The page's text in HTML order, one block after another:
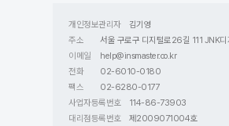
개인정보관리자
김기영
주소
서울 구로구 디지털로26길 111 JNK
이메일
help@insmaster.co.kr
전화
02-6010-0180
팩스
02-6280-0177
사업자등록번호
114-86-73903
대리점등록번호
제2009071004호